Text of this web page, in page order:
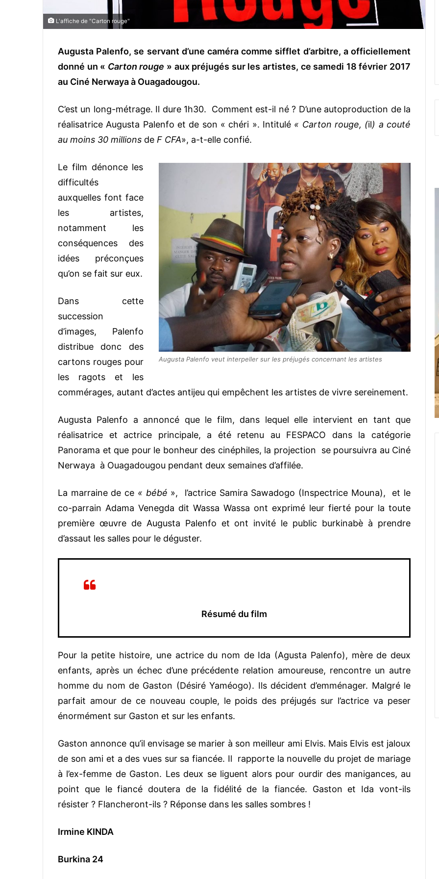
L'affiche de "Carton rouge"
Augusta Palenfo, se servant d’une caméra comme sifflet d’arbitre, a officiellement
donné un « Carton rouge » aux préjugés sur les artistes, ce samedi 18 février 2017
au Ciné Nerwaya à Ouagadougou.
C’est un long-métrage. Il dure 1h30. Comment est-il né ? D’une autoproduction de la
réalisatrice Augusta Palenfo et de son « chéri ». Intitulé « Carton rouge, (il) a couté
au moins 30 millions de F CFA», a-t-elle confié.
Augusta Palenfo veut interpeller sur les préjugés concernant les artistes
Le film dénonce les
difficultés
auxquelles font face
les artistes,
notamment les
conséquences des
idées préconçues
qu’on se fait sur eux.
Dans cette
succession
d’images, Palenfo
distribue donc des
cartons rouges pour
les ragots et les
commérages, autant d’actes antijeu qui empêchent les artistes de vivre sereinement.
Augusta Palenfo a annoncé que le film, dans lequel elle intervient en tant que
réalisatrice et actrice principale, a été retenu au FESPACO dans la catégorie
Panorama et que pour le bonheur des cinéphiles, la projection se poursuivra au Ciné
Nerwaya à Ouagadougou pendant deux semaines d’affilée.
La marraine de ce « bébé », l’actrice Samira Sawadogo (Inspectrice Mouna), et le
co-parrain Adama Venegda dit Wassa Wassa ont exprimé leur fierté pour la toute
première œuvre de Augusta Palenfo et ont invité le public burkinabè à prendre
d’assaut les salles pour le déguster.
Résumé du film
Pour la petite histoire, une actrice du nom de Ida (Agusta Palenfo), mère de deux
enfants, après un échec d’une précédente relation amoureuse, rencontre un autre
homme du nom de Gaston (Désiré Yaméogo). Ils décident d’emménager. Malgré le
parfait amour de ce nouveau couple, le poids des préjugés sur l’actrice va peser
énormément sur Gaston et sur les enfants.
Gaston annonce qu’il envisage se marier à son meilleur ami Elvis. Mais Elvis est jaloux
de son ami et a des vues sur sa fiancée. Il rapporte la nouvelle du projet de mariage
à l’ex-femme de Gaston. Les deux se liguent alors pour ourdir des manigances, au
point que le fiancé doutera de la fidélité de la fiancée. Gaston et Ida vont-ils
résister ? Flancheront-ils ? Réponse dans les salles sombres !
Irmine KINDA
Burkina 24